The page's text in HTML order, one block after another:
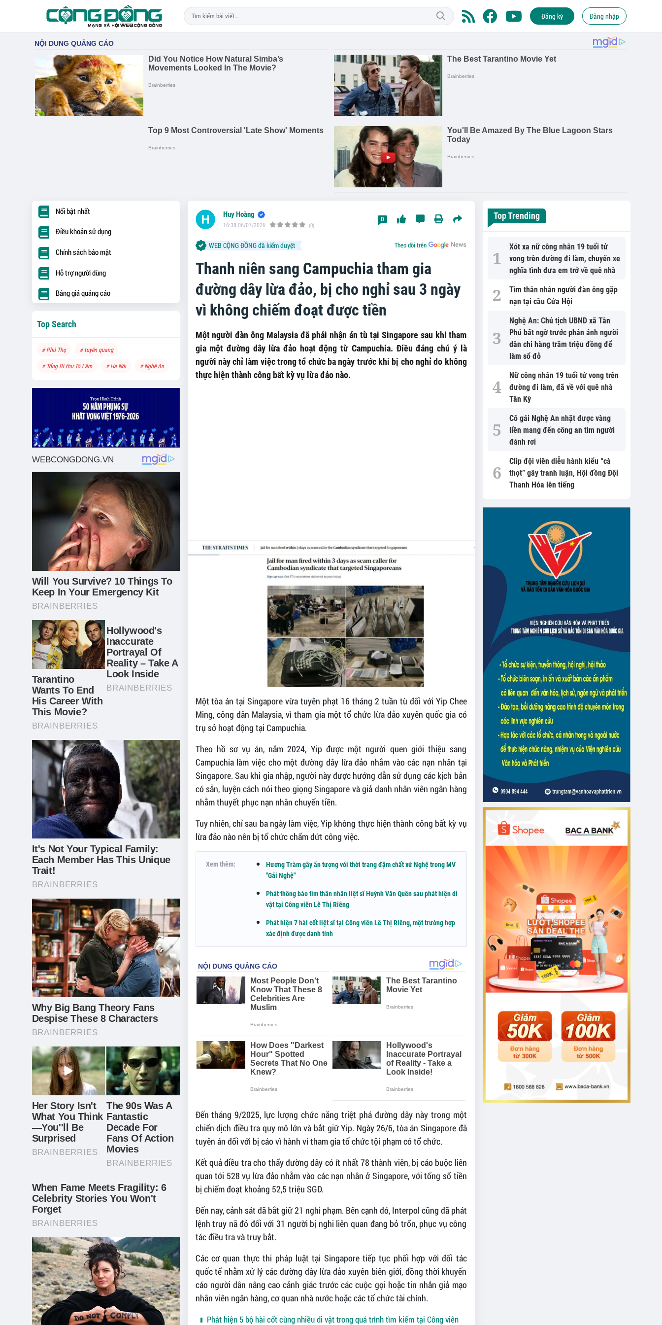
Đăng ký Đăng nhập
Thanh niên sang Campuchia tham gia
đường dây lừa đảo, bị cho nghỉ sau 3 ngày
vì không chiếm đoạt được tiền
Một người đàn ông Malaysia đã phải nhận án tù tại Singapore sau khi tham
gia một đường dây lừa đảo hoạt động từ Campuchia. Điều đáng chú ý là
người này chỉ làm việc trong tổ chức ba ngày trước khi bị cho nghỉ do không
thực hiện thành công bất kỳ vụ lừa đảo nào.
Huy Hoàng
16:38 06/07/2026 (0)
0
Theo dõi trên
WEB CỘNG ĐỒNG đã kiểm duyệt
Một tòa án tại Singapore vừa tuyên phạt 16 tháng 2 tuần tù đối với Yip Chee
Ming, công dân Malaysia, vì tham gia một tổ chức lừa đảo xuyên quốc gia có
trụ sở hoạt động tại Campuchia.
Theo hồ sơ vụ án, năm 2024, Yip được một người quen giới thiệu sang
Campuchia làm việc cho một đường dây lừa đảo nhắm vào các nạn nhân tại
Singapore. Sau khi gia nhập, người này được hướng dẫn sử dụng các kịch bản
có sẵn, luyện cách nói theo giọng Singapore và giả danh nhân viên ngân hàng
nhằm thuyết phục nạn nhân chuyển tiền.
Tuy nhiên, chỉ sau ba ngày làm việc, Yip không thực hiện thành công bất kỳ vụ
lừa đảo nào nên bị tổ chức chấm dứt công việc.
Xem thêm:
Hương Tràm gây ấn tượng với thời trang đậm chất xứ Nghệ trong MV
"Gái Nghệ"
Phát thông báo tìm thân nhân liệt sĩ Huỳnh Văn Quên sau phát hiện di
vật tại Công viên Lê Thị Riêng
Phát hiện 7 hài cốt liệt sĩ tại Công viên Lê Thị Riêng, một trường hợp
xác định được danh tính
Đến tháng 9/2025, lực lượng chức năng triệt phá đường dây này trong một
chiến dịch điều tra quy mô lớn và bắt giữ Yip. Ngày 26/6, tòa án Singapore đã
tuyên án đối với bị cáo vì hành vi tham gia tổ chức tội phạm có tổ chức.
Kết quả điều tra cho thấy đường dây có ít nhất 78 thành viên, bị cáo buộc liên
quan tới 528 vụ lừa đảo nhằm vào các nạn nhân ở Singapore, với tổng số tiền
bị chiếm đoạt khoảng 52,5 triệu SGD.
Đến nay, cảnh sát đã bắt giữ 21 nghi phạm. Bên cạnh đó, Interpol cũng đã phát
lệnh truy nã đỏ đối với 31 người bị nghi liên quan đang bỏ trốn, phục vụ công
tác điều tra và truy bắt.
Các cơ quan thực thi pháp luật tại Singapore tiếp tục phối hợp với đối tác
quốc tế nhằm xử lý các đường dây lừa đảo xuyên biên giới, đồng thời khuyến
cáo người dân nâng cao cảnh giác trước các cuộc gọi hoặc tin nhắn giả mạo
nhân viên ngân hàng, cơ quan nhà nước hoặc các tổ chức tài chính.
Phát hiện 5 bộ hài cốt cùng nhiều di vật trong quá trình tìm kiếm tại Công viên
Nổi bật nhất
Điều khoản sử dụng
Chính sách bảo mật
Hỗ trợ người dùng
Bảng giá quảng cáo
Top Search
# Phú Thọ # tuyên quang
# Tổng Bí thư Tô Lâm # Hà Nội # Nghệ An
Top Trending
Xót xa nữ công nhân 19 tuổi tử
vong trên đường đi làm, chuyến xe
nghĩa tình đưa em trở về quê nhà
Tìm thân nhân người đàn ông gặp
nạn tại cầu Cửa Hội
Nghệ An: Chủ tịch UBND xã Tân
Phú bất ngờ trước phản ánh người
dân chi hàng trăm triệu đồng để
làm sổ đỏ
Nữ công nhân 19 tuổi tử vong trên
đường đi làm, đã về với quê nhà
Tân Kỳ
Cô gái Nghệ An nhặt được vàng
liền mang đến công an tìm người
đánh rơi
Clip đội viên diễu hành kiểu “cà
thọt” gây tranh luận, Hội đồng Đội
Thanh Hóa lên tiếng